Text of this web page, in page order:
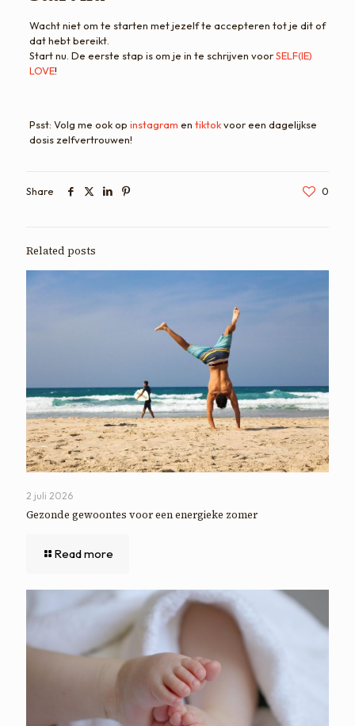
​Wacht niet om te starten met jezelf te accepteren tot je dit of
dat hebt bereikt.
Start nu.​ ​De eerste stap is om je in te schrijven voorSELF(IE)
LOVE!
Psst: Volg me ook op instagram en tiktokvoor een dagelijkse
dosis zelfvertrouwen!
Share 0
Related posts
2 juli 2026
Gezonde gewoontes voor een energieke zomer
Read more